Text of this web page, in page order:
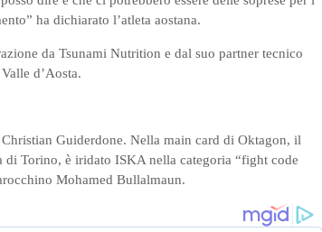
ha dichiarato l’atleta aostana.
da Tsunami Nutrition e dal suo partner tecnico
d’Aosta.
Guiderdone. Nella main card di Oktagon, il
Torino, è iridato ISKA nella categoria “fight code
Mohamed Bullalmaun.